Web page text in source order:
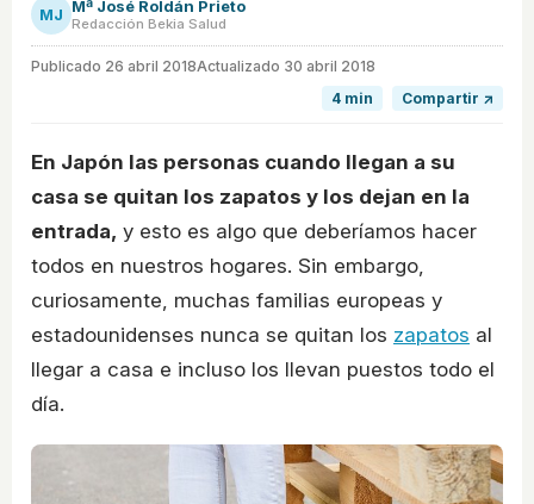
MJ Mª José Roldán Prieto
Redacción Bekia Salud
Publicado 26 abril 2018Actualizado 30 abril 2018
4 min
Compartir ↗
En Japón las personas cuando llegan a su
casa se quitan los zapatos y los dejan en la
entrada, y esto es algo que deberíamos hacer
todos en nuestros hogares. Sin embargo,
curiosamente, muchas familias europeas y
estadounidenses nunca se quitan los zapatos al
llegar a casa e incluso los llevan puestos todo el
día.